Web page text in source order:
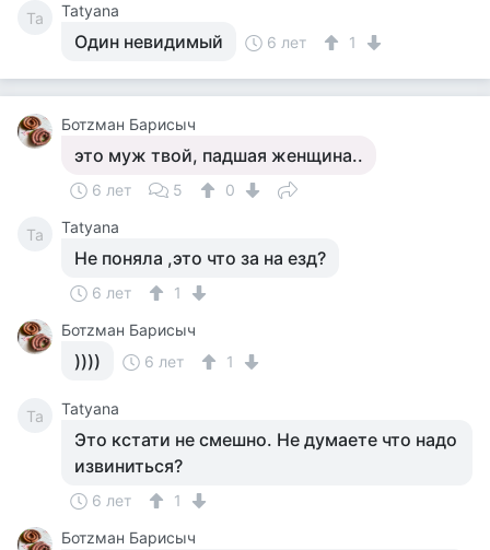
Ta Tatyana
Один невидимый 6 лет 1
Ботzман Барисыч
это муж твой, падшая женщина..
6 лет 5 0
Ta Tatyana
Не поняла ,это что за на езд?
6 лет
1
Ботzман Барисыч
)))) 6 лет 1
Ta Tatyana
Это кстати не смешно. Не думаете что надо
извиниться?
6 лет
1
Ботzман Барисыч